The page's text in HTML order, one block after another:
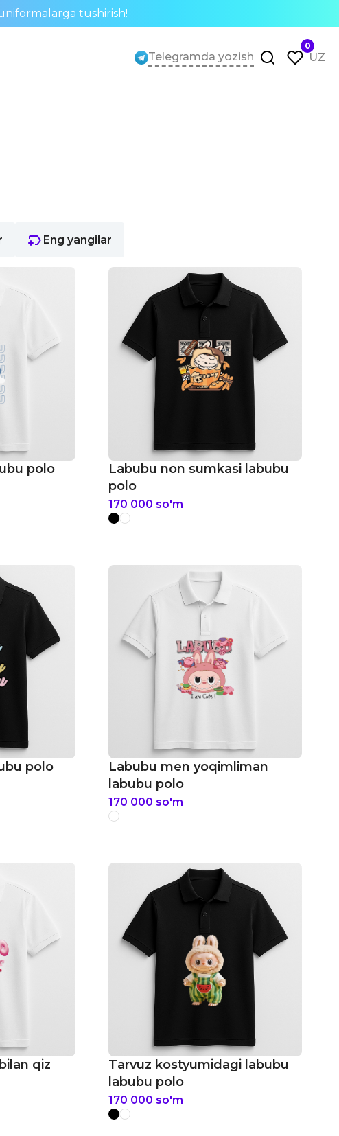
tushirish!
Telegramda yozish
0
UZ
Eng yangilar
polo
Labubu non sumkasi labubu
polo
170 000 so'm
polo
Labubu men yoqimliman
labubu polo
170 000 so'm
qiz
Tarvuz kostyumidagi labubu
labubu polo
170 000 so'm